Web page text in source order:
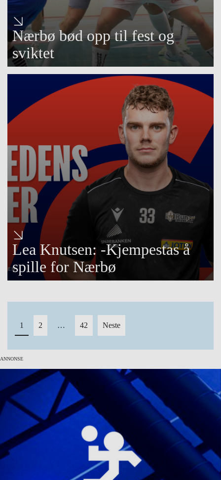
Nærbø bød opp til fest og
sviktet
Lea Knutsen: -Kjempestas å
spille for Nærbø
Innleggnavigasjon
1 2 … 42 Neste